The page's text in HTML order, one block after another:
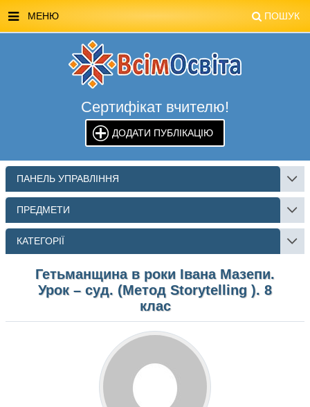
МЕНЮ ПОШУК
МАГАЗИН ВСІМОСВІТА
СТЕНДИ ВСІМОСВІТА
РЕКЛАМА НА САЙТІ
КОНТАКТИ
ПОШУК
Сертифікат вчителю!
ДОДАТИ ПУБЛІКАЦІЮ
ПАНЕЛЬ УПРАВЛІННЯ
ПРЕДМЕТИ
КАТЕГОРІЇ
Гетьманщина в роки Івана Мазепи.
Урок – суд. (Метод Storytelling ). 8
клас